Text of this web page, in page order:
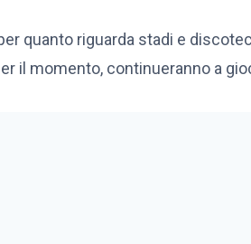
quanto riguarda stadi e
il momento, continueranno a